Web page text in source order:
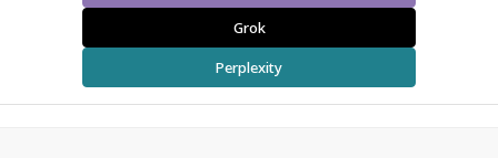
Grok
Perplexity